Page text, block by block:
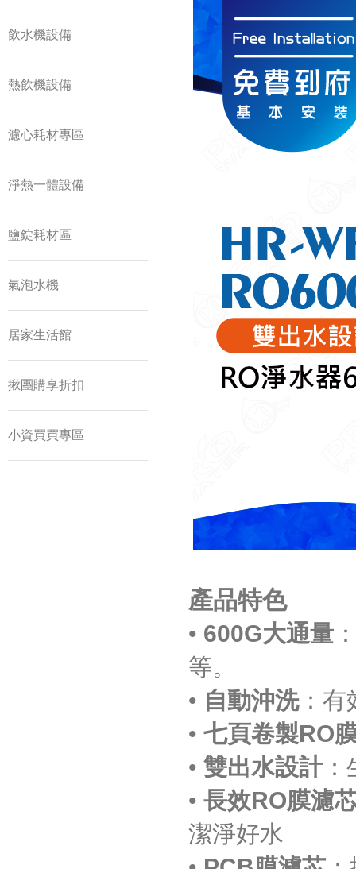
飲水機設備
熱飲機設備
濾心耗材專區
淨熱一體設備
鹽錠耗材區
氣泡水機
居家生活館
揪團購享折扣
小資買買專區
產品特色
• 600G大通量
等。
• 自動沖洗：有
• 七頁卷製RO
• 雙出水設計：
• 長效RO膜濾
潔淨好水